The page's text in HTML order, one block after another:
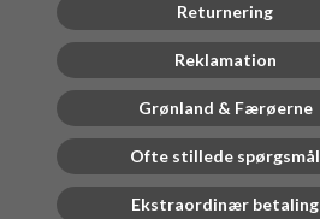
Returnering
Reklamation
Grønland & Færøerne
Ofte stillede spørgsmål
Ekstraordinær betaling